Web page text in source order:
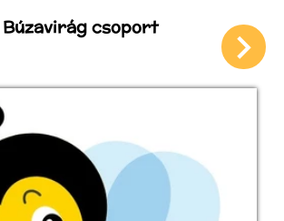
Búzavirág csoport